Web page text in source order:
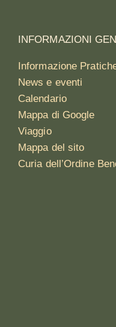
INFORMAZIONI
Informazione
News e eventi
Calendario
Mappa di Google
Viaggio
Mappa del sito
Curia dell’Ordine